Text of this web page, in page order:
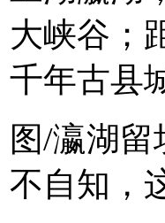
大峡谷；
千年古县
图/瀛湖
不自知，